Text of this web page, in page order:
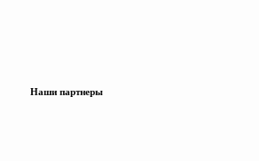
Наши партнеры